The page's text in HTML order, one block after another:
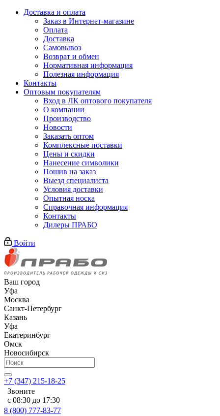
Доставка и оплата
Заказ в Интернет-магазине
Оплата
Доставка
Самовывоз
Возврат и обмен
Нормативная информация
Полезная информация
Контакты
Оптовым покупателям
Вход в ЛК оптового покупателя
О компании
Производство
Новости
Заказать оптом
Комплексные поставки
Цены и скидки
Нанесение символики
Пошив на заказ
Выезд специалиста
Условия доставки
Опытная носка
Справочная информация
Контакты
Дилеры ПРАБО
Войти
Ваш город
Уфа
Москва
Санкт-Петербург
Казань
Уфа
Екатеринбург
Омск
Новосибирск
+7 (347) 215-18-25
Звоните
с 08:30 до 17:30
8 (800) 777-83-77